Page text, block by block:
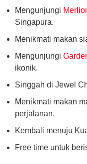
Mengunjungi
Singapura.
Menikmati makan
Mengunjungi
ikonik.
Singgah di Jewel
Menikmati makan
perjalanan.
Kembali menuju
Free time untuk